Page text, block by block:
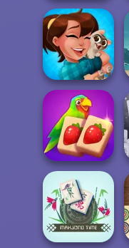
Magic Mahjong
Mahjong Story 2
Solitaire
Mahjong Juicy